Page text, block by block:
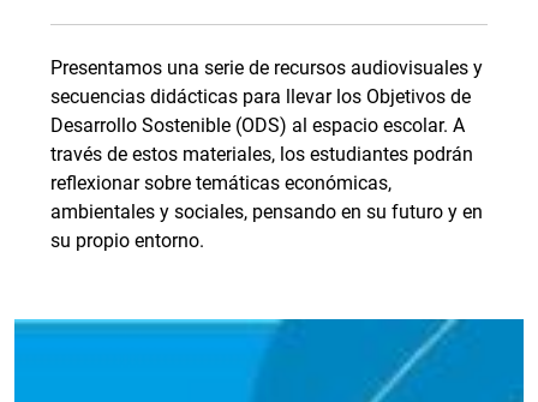
Presentamos una serie de recursos audiovisuales y
secuencias didácticas para llevar los Objetivos de
Desarrollo Sostenible (ODS) al espacio escolar. A
través de estos materiales, los estudiantes podrán
reflexionar sobre temáticas económicas,
ambientales y sociales, pensando en su futuro y en
su propio entorno.